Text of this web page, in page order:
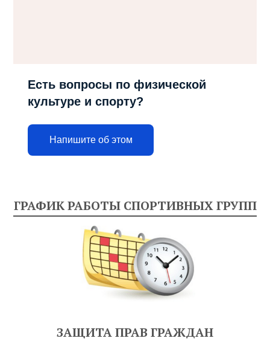
Есть вопросы по физической
культуре и спорту?
Напишите об этом
ГРАФИК РАБОТЫ СПОРТИВНЫХ ГРУПП
ЗАЩИТА ПРАВ ГРАЖДАН